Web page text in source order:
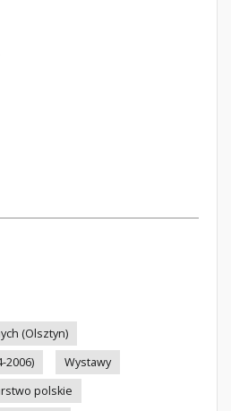
(Olsztyn)
2006)
Wystawy
polskie